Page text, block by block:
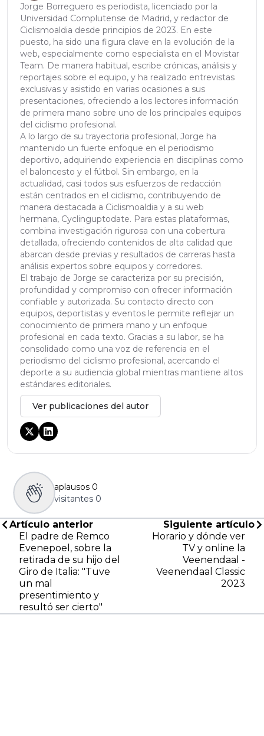
Jorge Borreguero es periodista, licenciado por la
Universidad Complutense de Madrid, y redactor de
Ciclismoaldia desde principios de 2023. En este
puesto, ha sido una figura clave en la evolución de la
web, especialmente como especialista en el Movistar
Team. De manera habitual, escribe crónicas, análisis y
reportajes sobre el equipo, y ha realizado entrevistas
exclusivas y asistido en varias ocasiones a sus
presentaciones, ofreciendo a los lectores información
de primera mano sobre uno de los principales equipos
del ciclismo profesional.
A lo largo de su trayectoria profesional, Jorge ha
mantenido un fuerte enfoque en el periodismo
deportivo, adquiriendo experiencia en disciplinas como
el baloncesto y el fútbol. Sin embargo, en la
actualidad, casi todos sus esfuerzos de redacción
están centrados en el ciclismo, contribuyendo de
manera destacada a Ciclismoaldia y a su web
hermana, Cyclinguptodate. Para estas plataformas,
combina investigación rigurosa con una cobertura
detallada, ofreciendo contenidos de alta calidad que
abarcan desde previas y resultados de carreras hasta
análisis expertos sobre equipos y corredores.
El trabajo de Jorge se caracteriza por su precisión,
profundidad y compromiso con ofrecer información
confiable y autorizada. Su contacto directo con
equipos, deportistas y eventos le permite reflejar un
conocimiento de primera mano y un enfoque
profesional en cada texto. Gracias a su labor, se ha
consolidado como una voz de referencia en el
periodismo del ciclismo profesional, acercando el
deporte a su audiencia global mientras mantiene altos
estándares editoriales.
Ver publicaciones del autor
aplausos 0
visitantes 0
Artículo anterior
El padre de Remco
Evenepoel, sobre la
retirada de su hijo del
Giro de Italia: "Tuve
un mal
presentimiento y
resultó ser cierto"
Siguiente artículo
Horario y dónde ver
TV y online la
Veenendaal -
Veenendaal Classic
2023